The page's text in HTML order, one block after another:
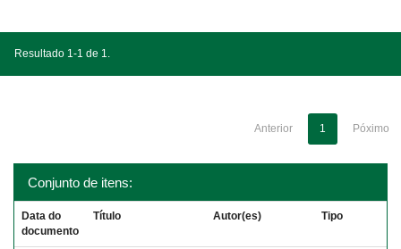
Resultado 1-1 de 1.
Anterior 1 Póximo
Conjunto de itens:
Data do
documento
Título Autor(es) Tipo